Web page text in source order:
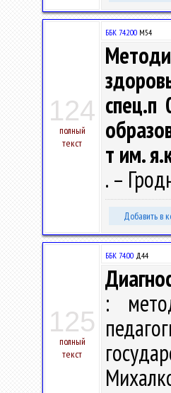
124
полный
текст
ББК 74.200 М54
спец.п
т им.
. –
Добавить в
125
полный
текст
ББК 74.00 Д44
: